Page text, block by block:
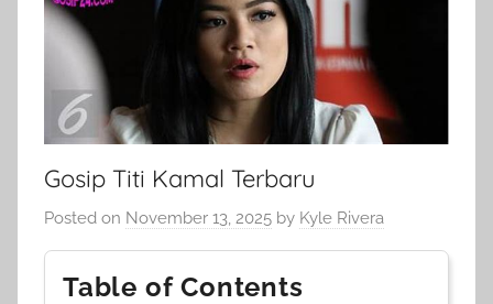
Gosip Titi Kamal Terbaru
Posted on November 13, 2025 by Kyle Rivera
Table of Contents